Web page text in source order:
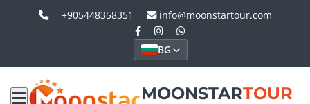
+905448358351 info@moonstartour.com
BG
MOONSTARTOUR